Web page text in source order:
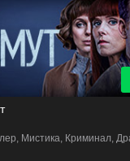
Мистика, Криминал,